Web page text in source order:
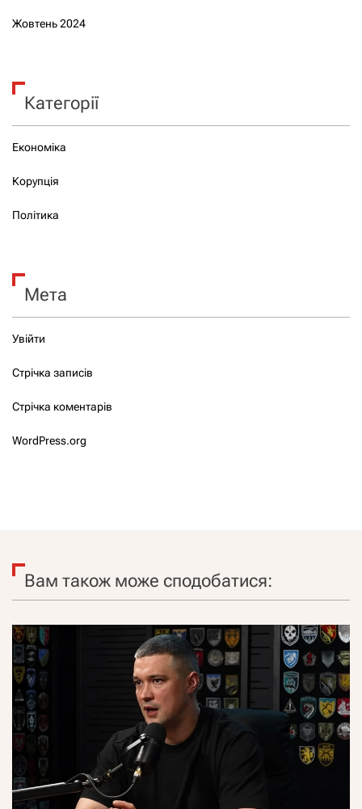
Жовтень 2024
Категорії
Економіка
Корупція
Політика
Мета
Увійти
Стрічка записів
Стрічка коментарів
WordPress.org
Вам також може сподобатися: